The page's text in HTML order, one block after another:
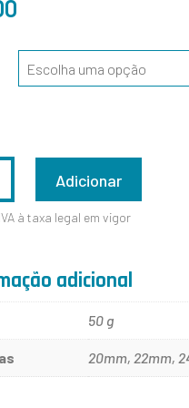
Adicionar
à taxa legal em vigor
adicional
50 g
20mm, 22mm,